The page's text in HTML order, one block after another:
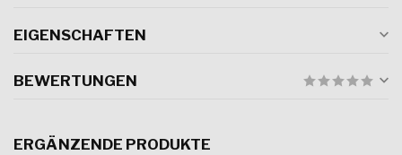
EIGENSCHAFTEN
BEWERTUNGEN
ERGÄNZENDE PRODUKTE